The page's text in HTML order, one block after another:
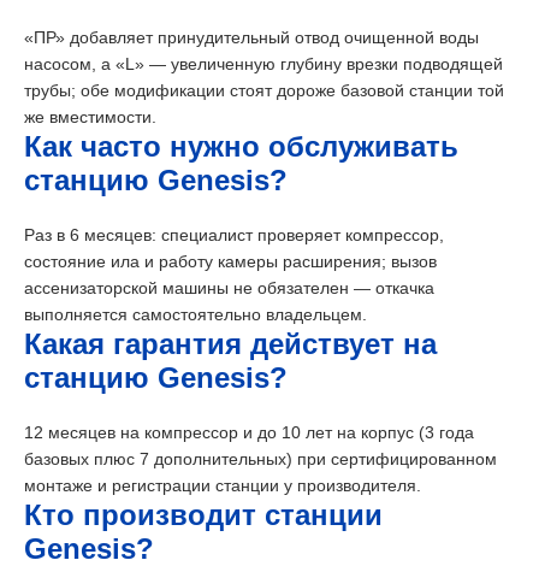
«ПР» добавляет принудительный отвод очищенной воды
насосом, а «L» — увеличенную глубину врезки подводящей
трубы; обе модификации стоят дороже базовой станции той
же вместимости.
Как часто нужно обслуживать
станцию Genesis?
Раз в 6 месяцев: специалист проверяет компрессор,
состояние ила и работу камеры расширения; вызов
ассенизаторской машины не обязателен — откачка
выполняется самостоятельно владельцем.
Какая гарантия действует на
станцию Genesis?
12 месяцев на компрессор и до 10 лет на корпус (3 года
базовых плюс 7 дополнительных) при сертифицированном
монтаже и регистрации станции у производителя.
Кто производит станции
Genesis?